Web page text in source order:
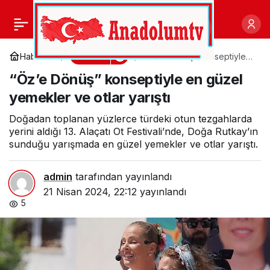
Haberler Kültür
“Öz’e Dönüş” konseptiyle
yarıştı
“Öz’e Dönüş” konseptiyle en güzel
yemekler ve otlar yarıştı
Doğadan toplanan yüzlerce türdeki otun tezgahlarda
yerini aldığı 13. Alaçatı Ot Festivali’nde, Doğa Rutkay’ın
sunduğu yarışmada en güzel yemekler ve otlar yarıştı.
admin tarafından yayınlandı
21 Nisan 2024, 22:12 yayınlandı
5
Aydın Büyükşehir
Belediyesi 23 Nisan
Ulusal Egemenlik ve
Çocuk Bayramı
etkinlikleri kapsamında
Aydın Tekstil Park’ta
Yaşanıyor
Paylaş